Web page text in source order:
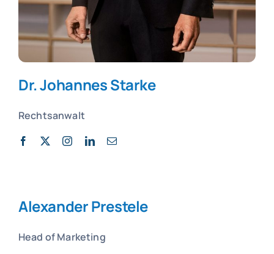
Dr. Johannes Starke
Rechtsanwalt
Alexander Prestele
Head of Marketing